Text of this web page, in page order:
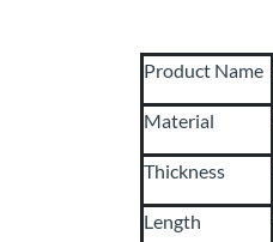
Product Name
Material
Thickness
Length